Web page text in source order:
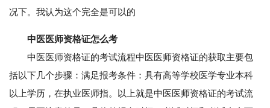
况下。我认为这个完全是可以的
中医医师资格证怎么考
中医医师资格证的考试流程中医医师资格证的获取主要包
括以下几个步骤：满足报考条件：具有高等学校医学专业本科
以上学历，在执业医师指。以上就是中医医师资格证的考试流